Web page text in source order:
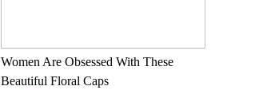
Women Are Obsessed With These
Beautiful Floral Caps